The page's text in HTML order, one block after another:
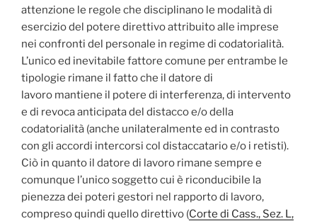
attenzione le regole che disciplinano le modalità di
esercizio del potere direttivo attribuito alle imprese
nei confronti del personale in regime di codatorialità.
L’unico ed inevitabile fattore comune per entrambe le
tipologie rimane il fatto che il datore di
lavoro mantiene il potere di interferenza, di intervento
e di revoca anticipata del distacco e/o della
codatorialità (anche unilateralmente ed in contrasto
con gli accordi intercorsi col distaccatario e/o i retisti).
Ciò in quanto il datore di lavoro rimane sempre e
comunque l’unico soggetto cui è riconducibile la
pienezza dei poteri gestori nel rapporto di lavoro,
compreso quindi quello direttivo (Corte di Cass., Sez. L,